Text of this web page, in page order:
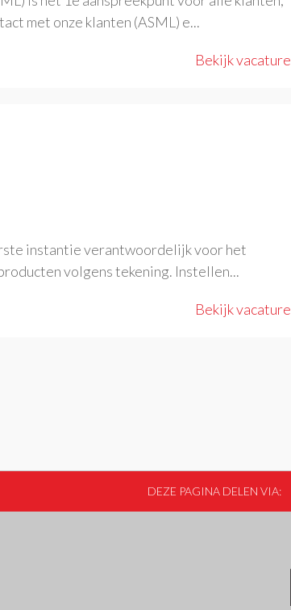
met onze klanten (ASML) e...
Bekijk vacature
instantie verantwoordelijk voor het
volgens tekening. Instellen...
Bekijk vacature
DEZE PAGINA DELEN VIA: